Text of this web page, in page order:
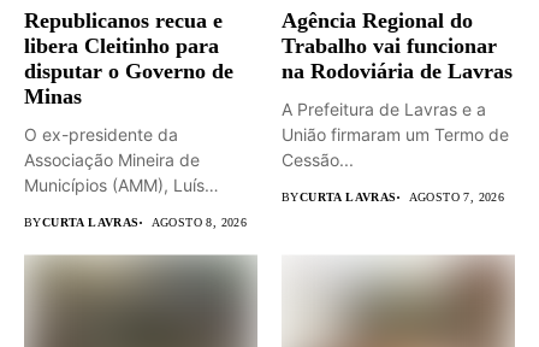
Republicanos recua e
libera Cleitinho para
disputar o Governo de
Minas
O ex-presidente da
Associação Mineira de
Municípios (AMM), Luís
BYCURTA LAVRAS AGOSTO 8, 2026
Agência Regional do
Trabalho vai funcionar
na Rodoviária de Lavras
A Prefeitura de Lavras e a
União firmaram um Termo de
Cessão...
BYCURTA LAVRAS AGOSTO 7, 2026